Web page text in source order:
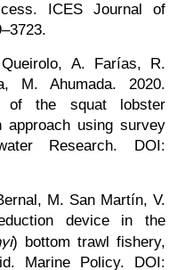
ICES Journal of
A. Farías, R.
M. Ahumada. 2020.
of the squat lobster
using survey
Research. DOI:
M. San Martín, V.
device in the
) bottom trawl fishery,
Marine Policy. DOI: